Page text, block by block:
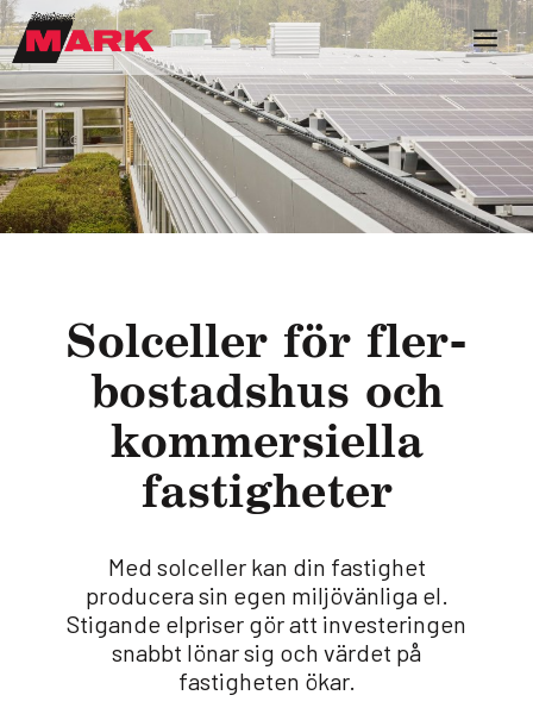
Sol­cel­ler för fler­
bo­stads­hus och
kom­mer­si­ella
fas­tig­he­ter
Med solceller kan din fastighet
producera sin egen miljövänliga el.
Stigande elpriser gör att investeringen
snabbt lönar sig och värdet på
fastigheten ökar.